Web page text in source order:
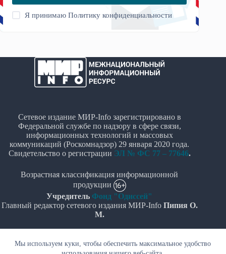
Мы используем куки, чтобы обеспечить максимальное удобство
Я принимаюПолитику конфиденциальности
Сетевое издание МИР-Info зарегистрировано в
Федеральной службе по надзору в сфере связи,
информационных технологий и массовых
коммуникаций (Роскомнадзор) 29 января 2020 года.
Свидетельство о регистрации ЭЛ № ФС 77 – 77646.
Возрастная классификация информационной
продукции
Учредитель Фонд "Одиссей"
Главный редактор сетевого издания МИР-Info Пипия О.
М.
данных